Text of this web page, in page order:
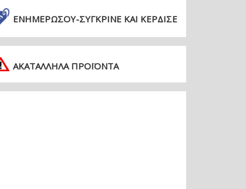
ΕΝΗΜΕΡΏΣΟΥ-ΣΎΓΚΡΙΝΕ ΚΑΙ ΚΈΡΔΙΣΕ
ΑΚΑΤΑΛΛΗΛΑ ΠΡΟΪΟΝΤΑ